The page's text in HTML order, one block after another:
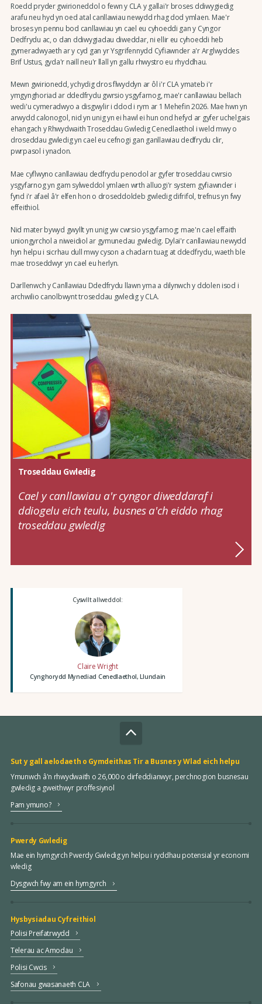
Roedd pryder gwirioneddol o fewn y CLA y gallai'r broses ddiwygiedig
arafu neu hyd yn oed atal canllawiau newydd rhag dod ymlaen. Mae'r
broses yn pennu bod canllawiau yn cael eu cyhoeddi gan y Cyngor
Dedfrydu ac, o dan ddiwygiadau diweddar, ni ellir eu cyhoeddi heb
gymeradwyaeth ar y cyd gan yr Ysgrifennydd Cyfiawnder a'r Arglwyddes
Brif Ustus, gyda'r naill neu'r llall yn gallu rhwystro eu rhyddhau.
Mewn gwirionedd, ychydig dros flwyddyn ar ôl i'r CLA ymateb i'r
ymgynghoriad ar ddedfrydu gwrsio ysgyfarnog, mae'r canllawiau bellach
wedi'u cymeradwyo a disgwylir i ddod i rym ar 1 Mehefin 2026. Mae hwn yn
arwydd calonogol, nid yn unig yn ei hawl ei hun ond hefyd ar gyfer uchelgais
ehangach y Rhwydwaith Troseddau Gwledig Cenedlaethol i weld mwy o
droseddau gwledig yn cael eu cefnogi gan ganllawiau dedfrydu clir,
pwrpasol i ynadon.
Mae cyflwyno canllawiau dedfrydu penodol ar gyfer troseddau cwrsio
ysgyfarnog yn gam sylweddol ymlaen wrth alluogi'r system gyfiawnder i
fynd i'r afael â'r elfen hon o droseddoldeb gwledig difrifol, trefnus yn fwy
effeithiol.
Nid mater bywyd gwyllt yn unig yw cwrsio ysgyfarnog; mae'n cael effaith
uniongyrchol a niweidiol ar gymunedau gwledig. Dylai'r canllawiau newydd
hyn helpu i sicrhau dull mwy cyson a chadarn tuag at ddedfrydu, waeth ble
mae troseddwyr yn cael eu herlyn.
Darllenwch y Canllawiau Ddedfrydu llawn yma a dilynwch y ddolen isod i
archwilio canolbwynt troseddau gwledig y CLA.
Troseddau Gwledig
Cael y canllawiau a'r cyngor diweddaraf i
ddiogelu eich teulu, busnes a'ch eiddo rhag
troseddau gwledig
Cyswllt allweddol:
Claire Wright
Cynghorydd Mynediad Cenedlaethol, Llundain
Sut y gall aelodaeth o Gymdeithas Tir a Busnes y Wlad eich helpu
Ymunwch â'n rhwydwaith o 26,000 o dirfeddianwyr, perchnogion busnesau
gwledig a gweithwyr proffesiynol
Pam ymuno?
Pwerdy Gwledig
Mae ein hymgyrch Pwerdy Gwledig yn helpu i ryddhau potensial yr economi
wledig
Dysgwch fwy am ein hymgyrch
Hysbysiadau Cyfreithiol
Polisi Preifatrwydd
Telerau ac Amodau
Polisi Cwcis
Safonau gwasanaeth CLA